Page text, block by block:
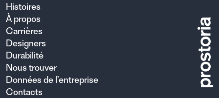
Histoires
À propos
Carrières
Designers
Durabilité
Nous trouver
Données de l’entreprise
Contacts